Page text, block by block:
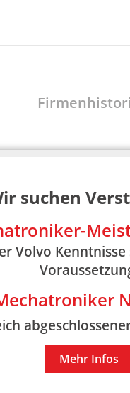
an
1986
weiter.
suchen
Volvo
Mehr Infos